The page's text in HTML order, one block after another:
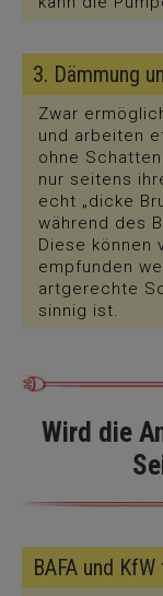
3. Dämmung
Zwar
und arbeiten
ohne
nur seitens
echt „dicke
während des
Diese können
empfunden
artgerechte
sinnig ist.
Wird die
BAFA und